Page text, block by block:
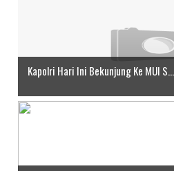
Kapolri Hari Ini Bekunjung Ke MUI S...